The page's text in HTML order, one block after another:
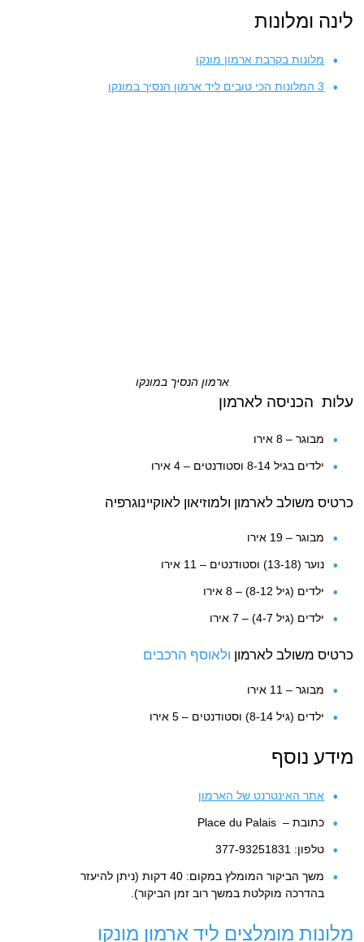
לינה ומלונות
מלונות בקרבת ארמון מונקו
3 המלונות הכי טובים ליד ארמון הנסיך במונקו
ארמון הנסיך במונקו
עלות הכניסה לארמון
מבוגר – 8 אירו
ילדים בגיל 8-14 וסטודנטים – 4 אירו
כרטיס משולב לארמון ולמוזיאון לאוקיינוגרפיה
מבוגר – 19 אירו
נוער (13-18) וסטודנטים – 11 אירו
ילדים (גיל 8-12) – 8 אירו
ילדים (גיל 4-7) – 7 אירו
כרטיס משולב לארמון ולאוסף הרכבים
מבוגר – 11 אירו
ילדים (גיל 8-14) וסטודנטים – 5 אירו
מידע נוסף
אתר האינטרנט של הארמון
כתובת – Place du Palais
טלפון: 377-93251831
משך הביקור המומלץ במקום: 40 דקות (ניתן להיעזר
בהדרכה מוקלטת במשך רוב זמן הביקור).
מלונות מומלצים ליד ארמון מונקו